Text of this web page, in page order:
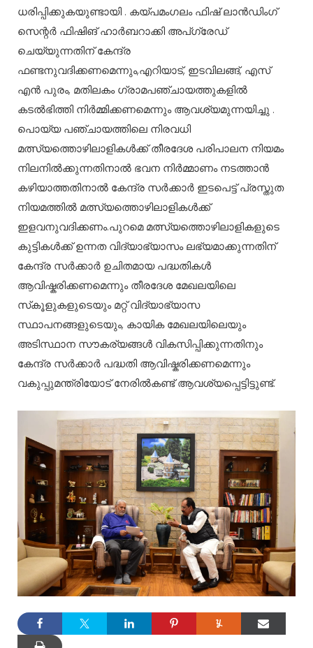
ധരിപ്പിക്കുകയുണ്ടായി . കയ്പമംഗലം ഫിഷ് ലാൻഡിംഗ്
സെന്റർ ഫിഷിങ് ഹാർബറാക്കി അപ്ഗ്രേഡ്
ചെയ്യുന്നതിന് കേന്ദ്ര
ഫണ്ടനുവദിക്കണമെന്നും,എറിയാട്, ഇടവിലങ്ങ്, എസ്
എൻ പുരം, മതിലകം ഗ്രാമപഞ്ചായത്തുകളിൽ
കടൽഭിത്തി നിർമ്മിക്കണമെന്നും ആവശ്യമുന്നയിച്ചു .
പൊയ്യ പഞ്ചായത്തിലെ നിരവധി
മത്സ്യത്തൊഴിലാളികൾക്ക് തീരദേശ പരിപാലന നിയമം
നിലനിൽക്കുന്നതിനാൽ ഭവന നിർമ്മാണം നടത്താൻ
കഴിയാത്തതിനാൽ കേന്ദ്ര സർക്കാർ ഇടപെട്ട് പ്രസ്തുത
നിയമത്തിൽ മത്സ്യത്തൊഴിലാളികൾക്ക്
ഇളവനുവദിക്കണം.പുറമെ മത്സ്യത്തൊഴിലാളികളുടെ
കുട്ടികൾക്ക് ഉന്നത വിദ്യാഭ്യാസം ലഭ്യമാക്കുന്നതിന്
കേന്ദ്ര സർക്കാർ ഉചിതമായ പദ്ധതികൾ
ആവിഷ്കരിക്കണമെന്നും തീരദേശ മേഖലയിലെ
സ്‌കൂളുകളുടെയും മറ്റ് വിദ്യാഭ്യാസ
സ്ഥാപനങ്ങളുടെയും, കായിക മേഖലയിലെയും
അടിസ്ഥാന സൗകര്യങ്ങൾ വികസിപ്പിക്കുന്നതിനും
കേന്ദ്ര സർക്കാർ പദ്ധതി ആവിഷ്കരിക്കണമെന്നും
വകുപ്പുമന്ത്രിയോട് നേരിൽകണ്ട് ആവശ്യപ്പെട്ടിട്ടുണ്ട്.